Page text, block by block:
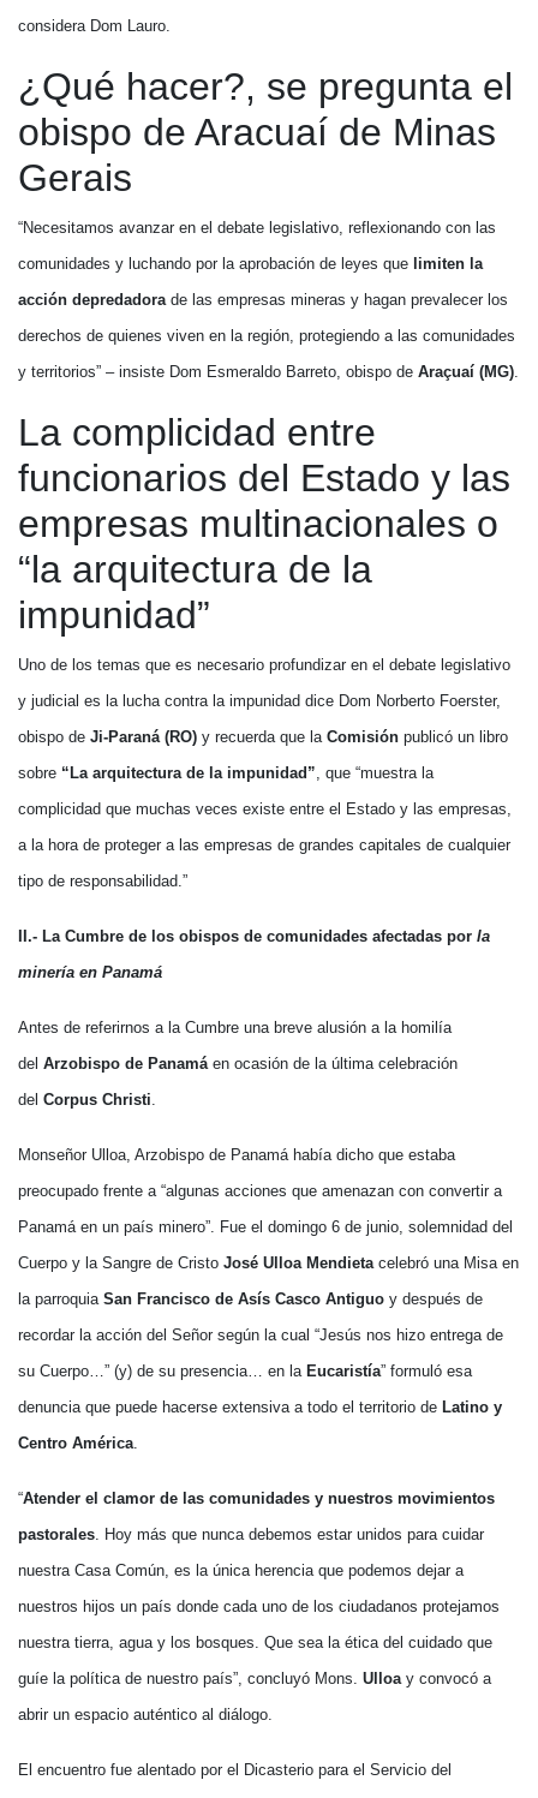
considera Dom Lauro.
¿Qué hacer?, se pregunta el
obispo de Aracuaí de Minas
Gerais
“Necesitamos avanzar en el debate legislativo, reflexionando con las
comunidades y luchando por la aprobación de leyes que limiten la
acción depredadorade las empresas mineras y hagan prevalecer los
derechos de quienes viven en la región, protegiendo a las comunidades
y territorios” – insiste Dom Esmeraldo Barreto, obispo de Araçuaí (MG).
La complicidad entre
funcionarios del Estado y las
empresas multinacionales o
“la arquitectura de la
impunidad”
Uno de los temas que es necesario profundizar en el debate legislativo
y judicial es la lucha contra la impunidad dice Dom Norberto Foerster,
obispo de Ji-Paraná (RO) y recuerda que la Comisión publicó un libro
sobre “La arquitectura de la impunidad”, que “muestra la
complicidad que muchas veces existe entre el Estado y las empresas,
a la hora de proteger a las empresas de grandes capitales de cualquier
tipo de responsabilidad.”
II.- La Cumbre de los obispos de comunidades afectadas por la
minería en Panamá
Antes de referirnos a la Cumbre una breve alusión a la homilía
del Arzobispo de Panamáen ocasión de la última celebración
del Corpus Christi.
Monseñor Ulloa, Arzobispo de Panamá había dicho que estaba
preocupado frente a “algunas acciones que amenazan con convertir a
Panamá en un país minero”. Fue el domingo 6 de junio, solemnidad del
Cuerpo y la Sangre de Cristo José Ulloa Mendietacelebró una Misa en
la parroquia San Francisco de Asís Casco Antiguo y después de
recordar la acción del Señor según la cual “Jesús nos hizo entrega de
su Cuerpo…” (y) de su presencia… en la Eucaristía” formuló esa
denuncia que puede hacerse extensiva a todo el territorio de Latino y
Centro América.
“Atender el clamor de las comunidades y nuestros movimientos
pastorales. Hoy más que nunca debemos estar unidos para cuidar
nuestra Casa Común, es la única herencia que podemos dejar a
nuestros hijos un país donde cada uno de los ciudadanos protejamos
nuestra tierra, agua y los bosques. Que sea la ética del cuidado que
guíe la política de nuestro país”, concluyó Mons. Ulloay convocó a
abrir un espacio auténtico al diálogo.
El encuentro fue alentado por el Dicasterio para el Servicio del